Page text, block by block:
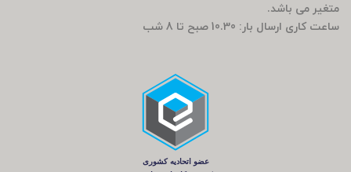
متغیر می باشد.
ساعت کاری ارسال بار: 10.30 صبح تا 8 شب